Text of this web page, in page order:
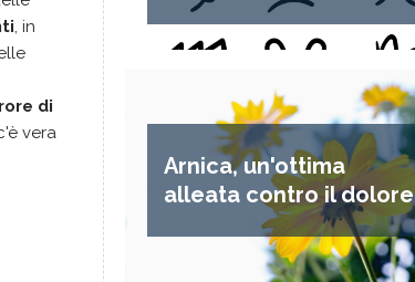
, in
di
vera
Arnica, un'ottima
alleata contro il dolore